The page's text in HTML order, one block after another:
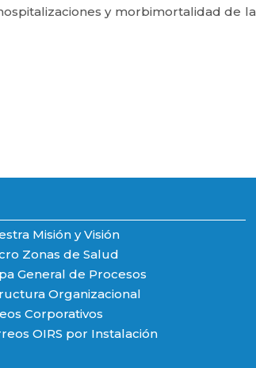
y morbimortalidad de la
Misión y Visión
Zonas de Salud
General de Procesos
Organizacional
Corporativos
OIRS por Instalación